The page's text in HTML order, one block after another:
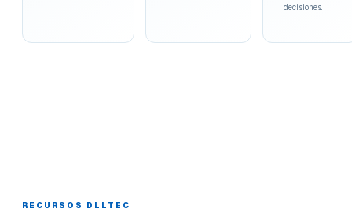
decisiones.
RECURSOS DLLTEC